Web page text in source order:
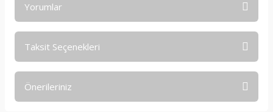
Yorumlar
Taksit Seçenekleri
Önerileriniz